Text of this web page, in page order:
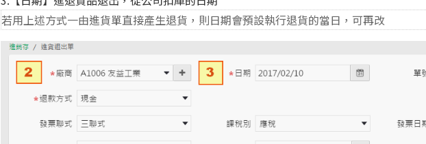
若用上述方式一由進貨單直接產生退貨，則日期會預設執行退貨的當日，可再改